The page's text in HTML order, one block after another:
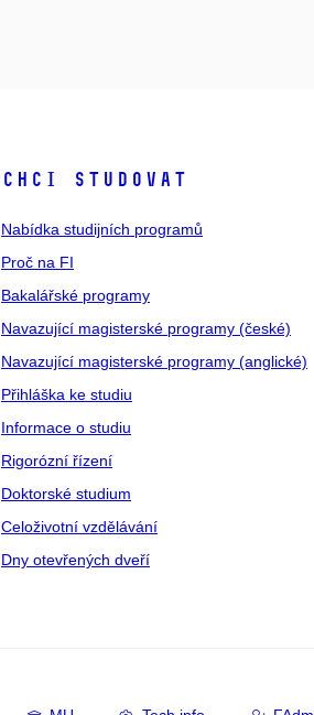
CHCI STUDOVAT
Nabídka studijních programů
Proč na FI
Bakalářské programy
Navazující magisterské programy (české)
Navazující magisterské programy (anglické)
Přihláška ke studiu
Informace o studiu
Rigorózní řízení
Doktorské studium
Celoživotní vzdělávání
Dny otevřených dveří